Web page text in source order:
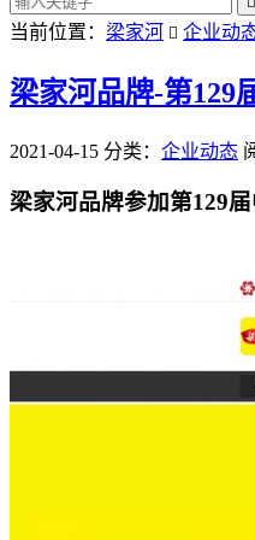
当前位置： 梁家河  企业动
梁家河品牌-第129
2021-04-15 分类： 企业动态
梁家河品牌参加第129